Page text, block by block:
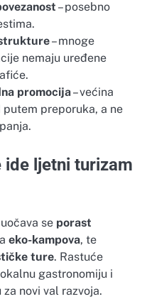
– posebno
– mnoge
nemaju uređene
promocija– većina
preporuka, a ne
ide ljetni turizam
se porast
eko-kampova, te
ture. Rastuće
gastronomiju i
novi val razvoja.